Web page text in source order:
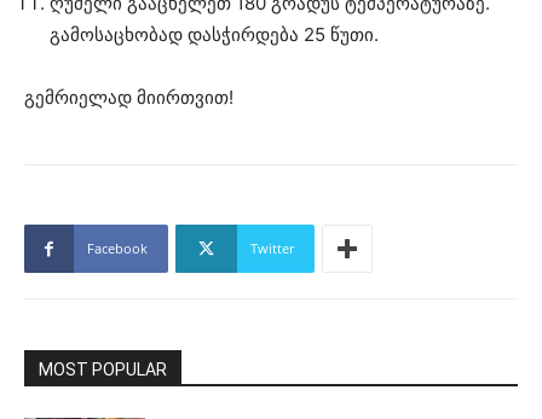
გამოსაცხობად დასჭირდება 25 წუთი.
გემრიელად მიირთვით!
Facebook Twitter
MOST POPULAR